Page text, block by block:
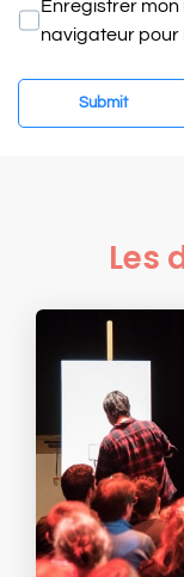
s
Enregistrer mon
navigateur pour
Submit
Les